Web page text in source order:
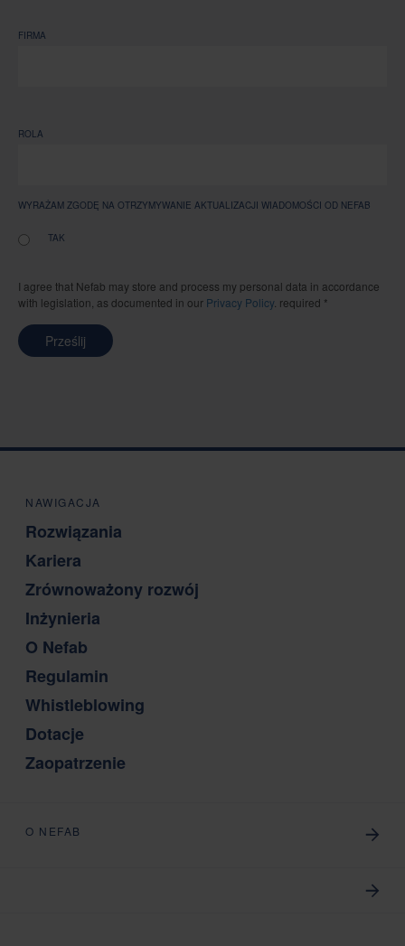
FIRMA
ROLA
WYRAŻAM ZGODĘ NA OTRZYMYWANIE AKTUALIZACJI WIADOMOŚCI OD NEFAB
TAK
I agree that Nefab may store and process my personal data in accordance
with legislation, as documented in our Privacy Policy. required *
Prześlij
NAWIGACJA
Rozwiązania
Kariera
Zrównoważony rozwój
Inżynieria
O Nefab
Regulamin
Whistleblowing
Dotacje
Zaopatrzenie
O NEFAB